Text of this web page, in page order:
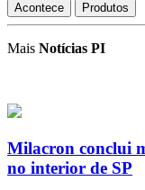
Acontece Produtos
Mais Notícias PI
Milacron conclui
no interior de SP